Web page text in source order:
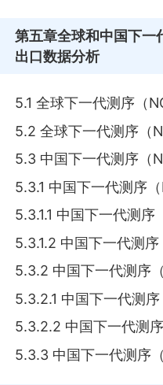
第五章全球和中国下一
出口数据分析
5.1 全球下一代测序（
5.2 全球下一代测序（
5.3 中国下一代测序（
5.3.1 中国下一代测序
5.3.1.1 中国下一代测
5.3.1.2 中国下一代测
5.3.2 中国下一代测序
5.3.2.1 中国下一代测
5.3.2.2 中国下一代测
5.3.3 中国下一代测序